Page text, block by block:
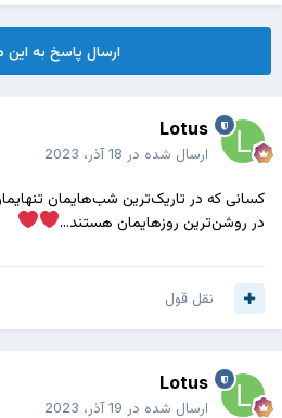
ارسال پاسخ به
Lotus
ارسال شده در 18 آذر، 2023
کسانی که در تاریک‌ترین شب‌هایمان
در روشن‌ترین روزهایمان هستند...
نقل قول
Lotus
ارسال شده در 19 آذر، 2023